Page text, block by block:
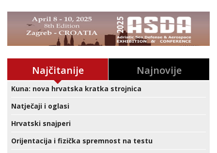
Najčitanije Najnovije
Kuna: nova hrvatska kratka strojnica
Natječaji i oglasi
Hrvatski snajperi
Orijentacija i fizička spremnost na testu